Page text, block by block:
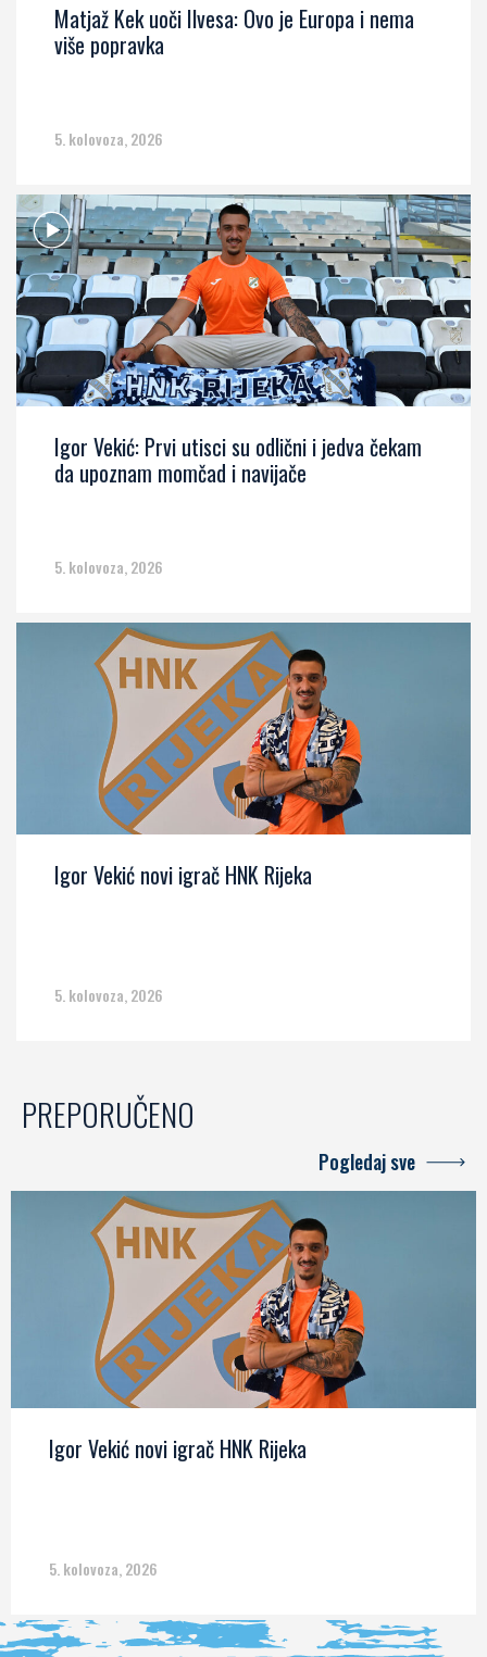
Matjaž Kek uoči Ilvesa: Ovo je Europa i nema
više popravka
5. kolovoza, 2026
Igor Vekić: Prvi utisci su odlični i jedva čekam
da upoznam momčad i navijače
5. kolovoza, 2026
Igor Vekić novi igrač HNK Rijeka
5. kolovoza, 2026
PREPORUČENO
Pogledaj sve
Igor Vekić novi igrač HNK Rijeka
5. kolovoza, 2026